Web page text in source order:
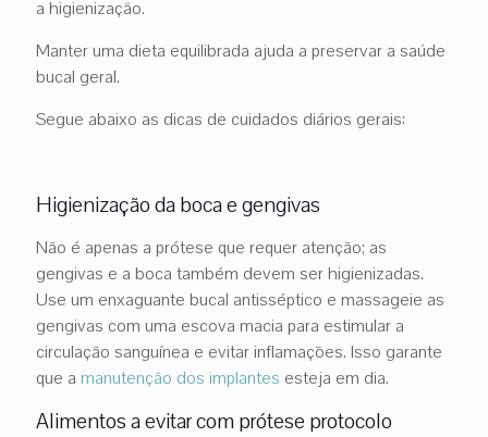
a higienização.
Manter uma dieta equilibrada ajuda a preservar a saúde
bucal geral.
Segue abaixo as dicas de cuidados diários gerais:
Higienização da boca e gengivas
Não é apenas a prótese que requer atenção; as
gengivas e a boca também devem ser higienizadas.
Use um enxaguante bucal antisséptico e massageie as
gengivas com uma escova macia para estimular a
circulação sanguínea e evitar inflamações. Isso garante
que a manutenção dos implantes esteja em dia.
Alimentos a evitar com prótese protocolo